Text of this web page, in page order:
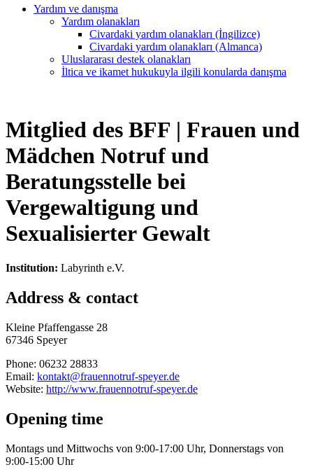
Yardım ve danışma
Yardım olanakları
Civardaki yardım olanakları (İngilizce)
Civardaki yardım olanakları (Almanca)
Uluslararası destek olanakları
İltica ve ikamet hukukuyla ilgili konularda danışma
Mitglied des BFF | Frauen und
Mädchen Notruf und
Beratungsstelle bei
Vergewaltigung und
Sexualisierter Gewalt
Institution: Labyrinth e.V.
Address & contact
Kleine Pfaffengasse 28
67346 Speyer
Phone: 06232 28833
Email: kontakt@frauennotruf-speyer.de
Website: http://www.frauennotruf-speyer.de
Opening time
Montags und Mittwochs von 9:00-17:00 Uhr, Donnerstags von
9:00-15:00 Uhr